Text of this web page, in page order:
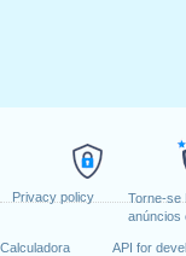
Privacy policy
Torne-se
anúncios
Calculadora
API for